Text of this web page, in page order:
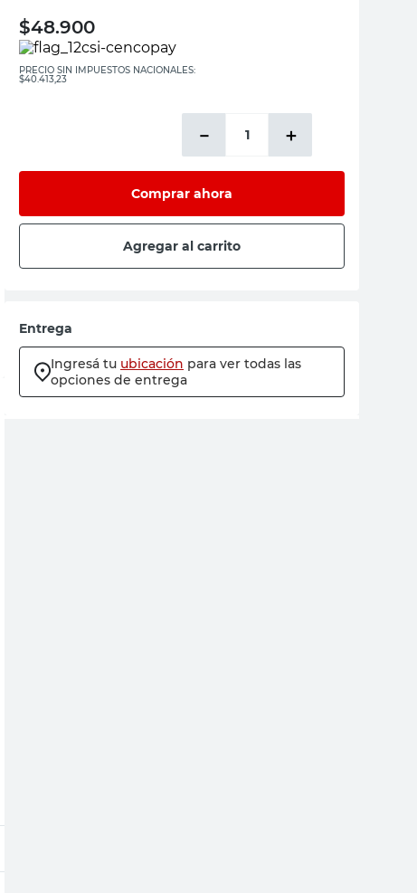
$48.900
PRECIO SIN IMPUESTOS NACIONALES:
$40.413,23
＋
－
Comprar ahora
Agregar al carrito
Entrega
Ingresá tu ubicación para ver todas las
opciones de entrega